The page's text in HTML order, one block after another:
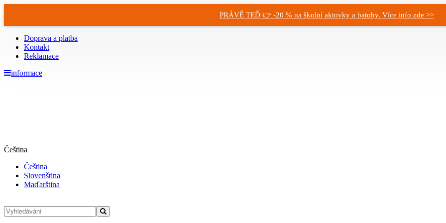
PRÁVĚ TEĎ 👉 -20 % na školní aktovky a batohy. Více info zde >>
Doprava a platba
Kontakt
Reklamace
informace
Čeština
Čeština
Slovenština
Maďarština